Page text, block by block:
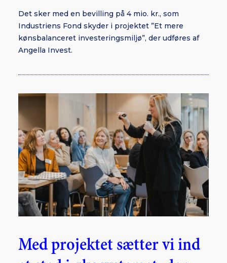
Det sker med en bevilling på 4 mio. kr., som
Industriens Fond skyder i projektet ”Et mere
kønsbalanceret investeringsmiljø”, der udføres af
Angella Invest.
Med projektet sætter vi ind